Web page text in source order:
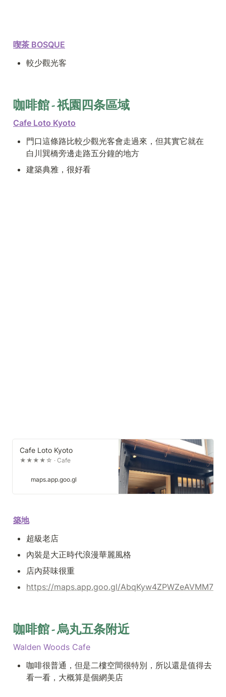
喫茶 BOSQUE
較少觀光客
咖啡館 - 祇園四条區域
Cafe Loto Kyoto
門口這條路比較少觀光客會走過來，但其實它就在
白川巽橋旁邊走路五分鐘的地方
建築典雅，很好看
Cafe Loto Kyoto
★★★★☆ · Cafe
maps.app.goo.gl
築地
超級老店
內裝是大正時代浪漫華麗風格
店內菸味很重
https://maps.app.goo.gl/AbqKyw4ZPWZeAVMM7
咖啡館 - 烏丸五条附近
Walden Woods Cafe
咖啡很普通，但是二樓空間很特別，所以還是值得去
看一看，大概算是個網美店